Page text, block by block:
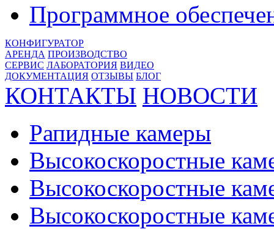
Программное
КОНФИГУРАТОР
АРЕНДА ПРОИЗВОДСТВО
СЕРВИС ЛАБОРАТОРИЯ ВИДЕО
ДОКУМЕНТАЦИЯ ОТЗЫВЫ БЛОГ
КОНТАКТЫ НОВОСТИ
Рапидные камеры
Высокоскоростные
Высокоскоростные
Высокоскоростные